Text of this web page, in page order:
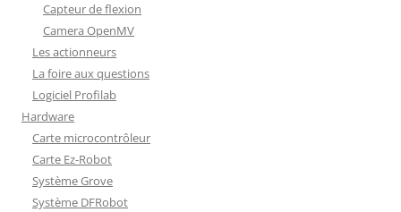
Capteur de flexion
Camera OpenMV
Les actionneurs
La foire aux questions
Logiciel Profilab
Hardware
Carte microcontrôleur
Carte Ez-Robot
Système Grove
Système DFRobot